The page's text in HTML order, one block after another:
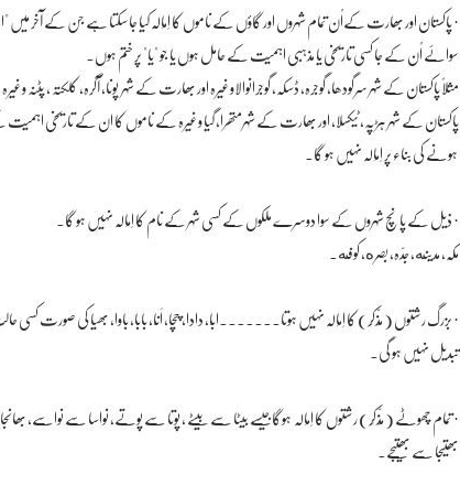
· پاکستان اور بھارت کےاُن تمام شہروں اور گاؤں کے ناموں کا اِمَالَہ کیا جا سکتا ہے جن کے آخر میں
سوائے اُن کے جا کسی تاریخی یا مذہبی اہمیت کے حامل ہوں یا جو "یا" پر ختم ہوں۔
مثلاً پاکستان کے شہر سرگودھا، گوجرہ، ڈسکہ، گوجرانوالاوغیرہ اور بھارت کے شہر پونا، آگرہ، کلکتہ ، پٹنہ وغیرہ
پاکستان کے شہر ہڑپہ، ٹیکسلا، اور بھارت کے شہرمتھرا، گیا وغیرہ کے ناموں کا ان کے تاریخی
ہونے کی بناء پر اِمَالَہ نہیں ہو گا۔
· ذیل کے پانچ شہروں کے سوا دوسرے ملکوں کے کسی شہر کے نام کا اِمَالَہ نہیں ہو گا۔
مکّہ، مدینه، جدّہ، بصره، کوفه۔
· بزرگ رشتوں ( مُذّکّر) کا اِمَالَہ نہیں ہوتا۔۔۔۔۔۔۔ابّا، دادا، چچا، اَنّا، بابا، باوا، بھیا کی صورت کسی
تبدیل نہیں ہو گی۔
· تمام چھوٹے ( مُذّکّر) رشتوں کا اِمَالَہ ہوگاجیسے بیٹا سے بیٹے ، پوتا سے پوتے، نواسا سے نواسے،
بھتیجا سے بھتیجے۔